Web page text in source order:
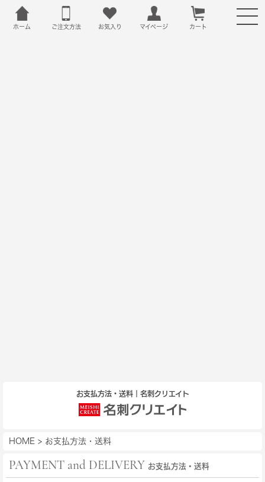
ホーム ご注文方法 お気入り マイページ カート
お支払方法・送料｜名刺クリエイト
HOME > お支払方法・送料
PAYMENT and DELIVERY お支払方法・送料